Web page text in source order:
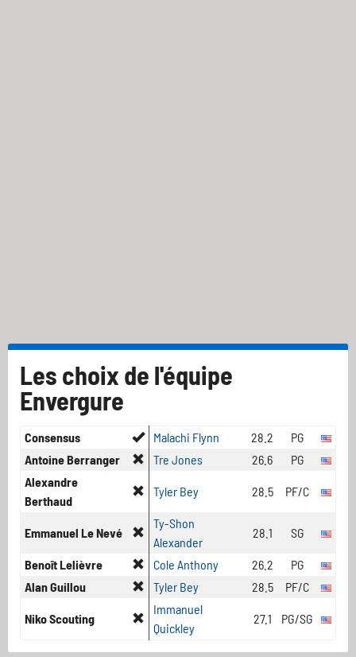
Les choix de l'équipe
Envergure
Consensus Malachi Flynn 28.2
PG
Antoine Berranger
Tre Jones 26.6
PG
Alexandre
Berthaud
Tyler Bey 28.5 PF/C
Emmanuel Le Nevé
Ty-Shon
Alexander
28.1 SG
Benoît Lelièvre Cole Anthony 26.2
PG
Alan Guillou
Tyler Bey 28.5 PF/C
Niko Scouting
Immanuel
Quickley
27.1 PG/SG